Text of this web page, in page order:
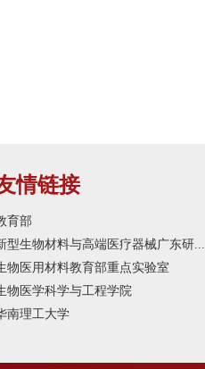
情链接
育部
型生物材料与高端医疗器械广东研...
物医用材料教育部重点实验室
物医学科学与工程学院
南理工大学